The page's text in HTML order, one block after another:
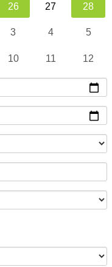
26 27 28
3 4 5
10 11 12